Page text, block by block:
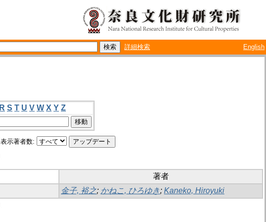
詳細検索 English
R S T U V W X Y Z
表示著者数:
著者
金子, 裕之; かねこ, ひろゆき; Kaneko, Hiroyuki